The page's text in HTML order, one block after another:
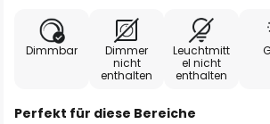
Dimmbar
Dimmer
nicht
enthalten
Leuchtmitt
el nicht
enthalten
Perfekt für diese Bereiche